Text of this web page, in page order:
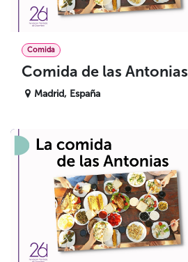
Comida
Comida de las Antonias
Madrid, España